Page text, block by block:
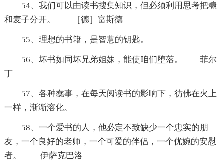
54、我们可以由读书搜集知识，但必须利用思考把糠
和麦子分开。——［德］富斯德
55、理想的书籍，是智慧的钥匙。
56、坏书如同坏兄弟姐妹，能使咱们堕落。——菲尔
丁
57、各种蠢事，在每天阅读书的影响下，彷佛在火上
一样，渐渐溶化。
58、一个爱书的人，他必定不致缺少一个忠实的朋
友，一个良好的老师，一个可爱的伴侣，一个优婉的安慰
者。 ——伊萨克巴洛